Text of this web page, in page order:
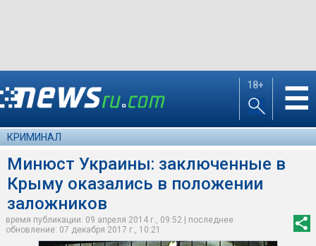
18+ ☰
КРИМИНАЛ
Минюст Украины: заключенные в
Крыму оказались в положении
заложников
время публикации: 09 апреля 2014 г., 09:52 | последнее
обновление: 07 декабря 2017 г., 10:21